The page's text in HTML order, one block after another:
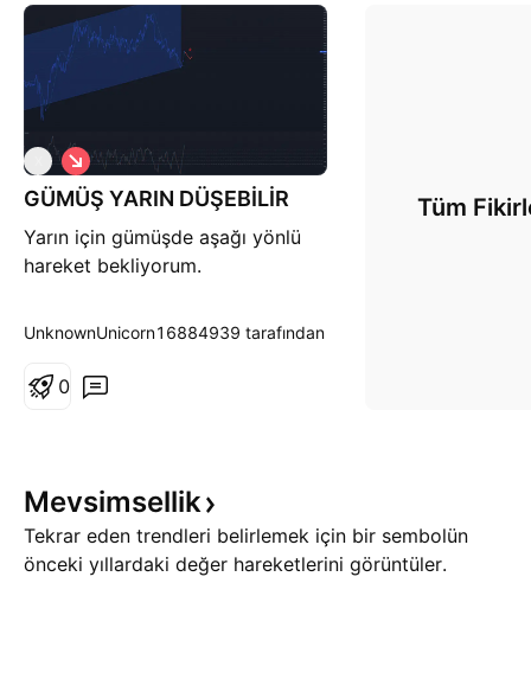
GÜMÜŞ YARIN DÜŞEBİLİR
Yarın için gümüşde aşağı yönlü
hareket bekliyorum.
S
a
t
ş
UnknownUnicorn16884939 tarafından
0
Tüm
Mevsimsellik
Tekrar eden trendleri belirlemek için bir sembolün
önceki yıllardaki değer hareketlerini görüntüler.